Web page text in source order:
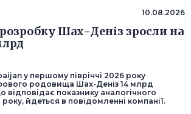
10.08.2026
розробку Шах-Деніз зросли на
у першому півріччі 2026 року
родовища Шах-Деніз 14 млрд
відповідає показнику аналогічного
йдеться в повідомленні компанії.